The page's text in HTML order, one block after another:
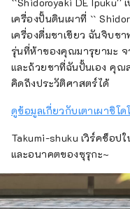
เครื่องปั้นดินเผาที่ ``
เครื่องดื่มชาเขียว ฉันจิบช
รุ่นที่ห้าของคุณมารุยามะ
และถ้วยชาที่ฉันปั้นเอง คุณ
คิดถึงประวัติศาสตร์ได้
ดูข้อมูลเกี่ยวกับเตาเผาชิโด
Takumi-shuku เวิร์คช็อป
และอนาคตของซุรุกะ~